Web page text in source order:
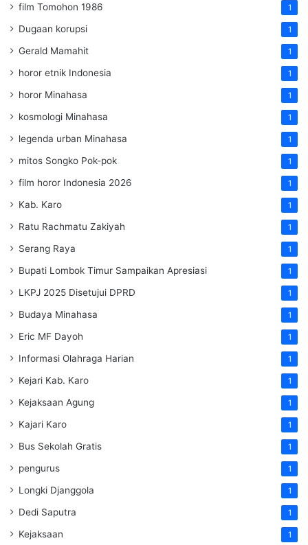
film Tomohon 1986 1
Dugaan korupsi 1
Gerald Mamahit 1
horor etnik Indonesia 1
horor Minahasa 1
kosmologi Minahasa 1
legenda urban Minahasa 1
mitos Songko Pok-pok 1
film horor Indonesia 2026 1
Kab. Karo 1
Ratu Rachmatu Zakiyah 1
Serang Raya 1
Bupati Lombok Timur Sampaikan Apresiasi 1
LKPJ 2025 Disetujui DPRD 1
Budaya Minahasa 1
Eric MF Dayoh 1
Informasi Olahraga Harian 1
Kejari Kab. Karo 1
Kejaksaan Agung 1
Kajari Karo 1
Bus Sekolah Gratis 1
pengurus 1
Longki Djanggola 1
Dedi Saputra 1
Kejaksaan 1